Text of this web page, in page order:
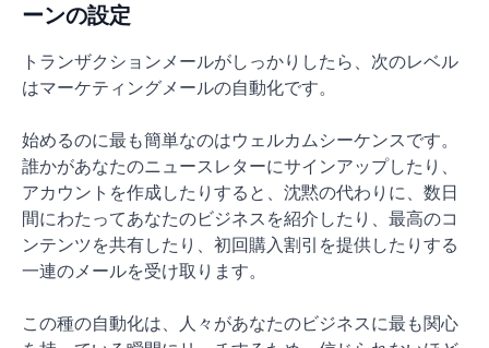
ーンの設定
トランザクションメールがしっかりしたら、次のレベル
はマーケティングメールの自動化です。
始めるのに最も簡単なのはウェルカムシーケンスです。
誰かがあなたのニュースレターにサインアップしたり、
アカウントを作成したりすると、沈黙の代わりに、数日
間にわたってあなたのビジネスを紹介したり、最高のコ
ンテンツを共有したり、初回購入割引を提供したりする
一連のメールを受け取ります。
この種の自動化は、人々があなたのビジネスに最も関心